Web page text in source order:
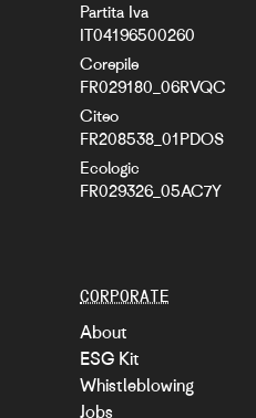
CORPORATE
About
ESG Kit
Whistleblowing
Jobs
Partita Iva
IT04196500260
Corepile
FR029180_06RVQC
Citeo
FR208538_01PDOS
Ecologic
FR029326_05AC7Y